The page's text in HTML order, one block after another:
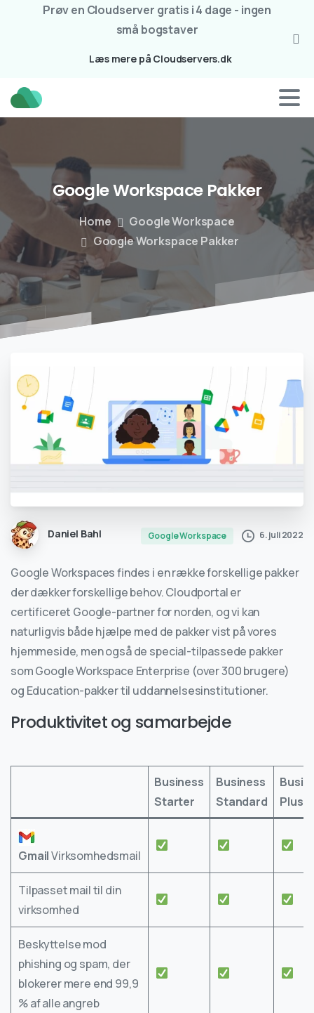
Prøv en Cloudserver gratis i 4 dage - ingen
små bogstaver
Læs mere på Cloudservers.dk
GoogleWorkspace Pakker
Home
Google Workspace
Google Workspace Pakker
Daniel Bahl Google Workspace 6. juli 2022
Google Workspaces findes i en række forskellige pakker
der dækker forskellige behov. Cloudportal er
certificeret Google-partner for norden, og vi kan
naturligvis både hjælpe med de pakker vist på vores
hjemmeside, men også de special-tilpassede pakker
som Google Workspace Enterprise (over 300 brugere)
og Education-pakker til uddannelsesinstitutioner.
Produktivitet og samarbejde
Business
Starter
Business
Standard
Plus
GmailVirksomhedsmail
Tilpasset mail til din
virksomhed
Beskyttelse mod
phishing og spam, der
blokerer mere end 99,9
% af alle angreb